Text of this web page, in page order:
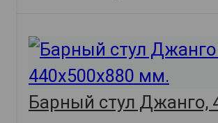
Барный стул Джанго,